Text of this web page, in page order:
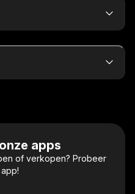
apps
of verkopen? Probeer